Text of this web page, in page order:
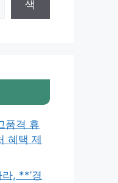
색
품격 휴
혜택 제
, **’경